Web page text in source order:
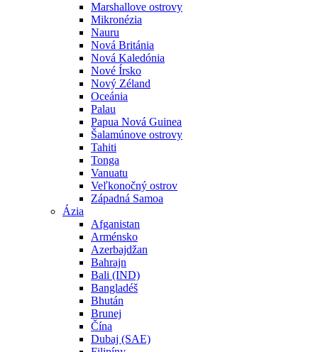
Marshallove ostrovy
Mikronézia
Nauru
Nová Británia
Nová Kaledónia
Nové Írsko
Nový Zéland
Oceánia
Palau
Papua Nová Guinea
Šalamúnove ostrovy
Tahiti
Tonga
Vanuatu
Veľkonočný ostrov
Západná Samoa
Ázia
Afganistan
Arménsko
Azerbajdžan
Bahrajn
Bali (IND)
Bangladéš
Bhután
Brunej
Čína
Dubaj (SAE)